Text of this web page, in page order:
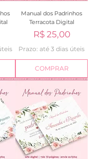
Manual dos Padrinhos
Terracota Digital
Preço
R$ 25,00
Prazo: até 3 dias úteis
COMPRAR